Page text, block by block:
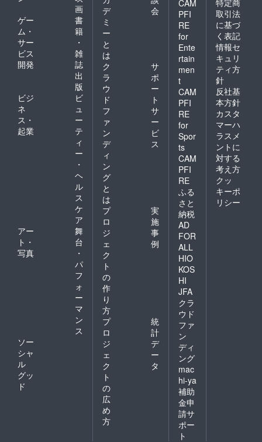
画
ゲー
ム・
サー
ビス
開発
書
籍
・
雑
誌
出
版
ビジ
ネ
ス・
起業
ビ
ュ
ー
テ
ィ
ー
・
ヘ
ル
ス
ケ
ア
アー
ト・
写真
舞
台
・
パ
フ
ォ
ー
マ
ン
ス
ソー
シャ
ル
グッ
ド
デ
ミ
ー
と
は
会
ク
ラ
ウ
ド
フ
ァ
ン
デ
ィ
ン
グ
と
は
サ
ポ
ー
ト
サ
ー
ビ
ス
プ
ロ
ジ
ェ
ク
ト
の
作
り
方
実
施
事
例
プ
ロ
ジ
ェ
ク
ト
の
広
め
方
統
計
デ
ー
タ
CAM
PFI
RE
for
Ente
rtain
men
t
CAM
PFI
RE
for
Spor
ts
CAM
PFI
RE
ふる
さと
納税
AD
FOR
ALL
HIO
KOS
HI
JFA
クラ
ウド
ファ
ン
ディ
ング
mac
hi-ya
補助
金申
請サ
ポー
ト
取引法
に基づ
く表記
情報セ
キュリ
ティ方
針
反社基
本方針
カスタ
マーハ
ラスメ
ントに
対する
考え方
クッ
キーポ
リシー